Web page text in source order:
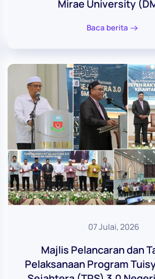
Mirae University
Baca berita
07 Julai, 2026
Majlis Pelancaran dan
Pelaksanaan Program